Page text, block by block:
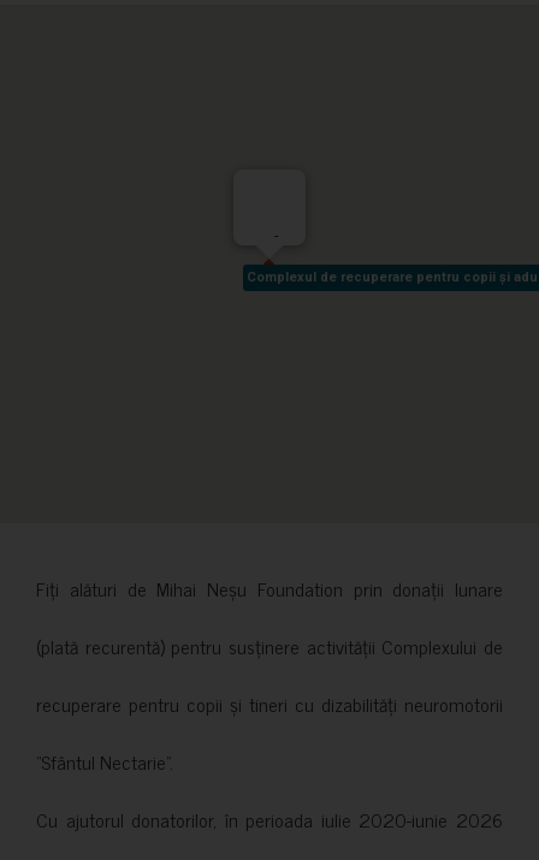
Complexul de recuperare pentru copii și
Complexul de recuperare pentru copii și
-
Fiți alături de Mihai Neșu Foundation prin donații lunare
(plată recurentă) pentru susținere activității Complexului de
recuperare pentru copii și tineri cu dizabilități neuromotorii
”Sfântul Nectarie”.
Cu ajutorul donatorilor, în perioada iulie 2020-iunie 2026